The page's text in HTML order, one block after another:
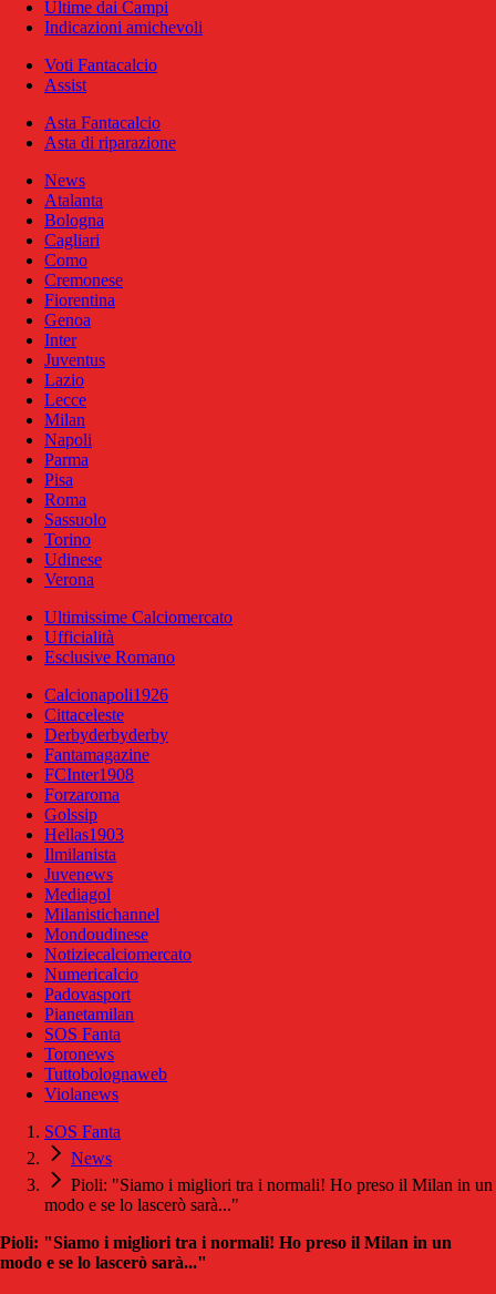
Ultime dai Campi
Indicazioni amichevoli
Voti Fantacalcio
Assist
Asta Fantacalcio
Asta di riparazione
News
Atalanta
Bologna
Cagliari
Como
Cremonese
Fiorentina
Genoa
Inter
Juventus
Lazio
Lecce
Milan
Napoli
Parma
Pisa
Roma
Sassuolo
Torino
Udinese
Verona
Ultimissime Calciomercato
Ufficialità
Esclusive Romano
Calcionapoli1926
Cittaceleste
Derbyderbyderby
Fantamagazine
FCInter1908
Forzaroma
Golssip
Hellas1903
Ilmilanista
Juvenews
Mediagol
Milanistichannel
Mondoudinese
Notiziecalciomercato
Numericalcio
Padovasport
Pianetamilan
SOS Fanta
Toronews
Tuttobolognaweb
Violanews
SOS Fanta
News
Pioli: "Siamo i migliori tra i normali! Ho preso il Milan in un
modo e se lo lascerò sarà..."
Pioli: "Siamo i migliori tra i normali! Ho preso il Milan in un
modo e se lo lascerò sarà..."